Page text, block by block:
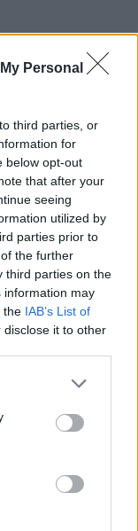
Personal
third parties, or
for
below opt-out
that after your
seeing
utilized by
parties prior to
the further
third parties on the
information may
the IAB’s List of
it to other